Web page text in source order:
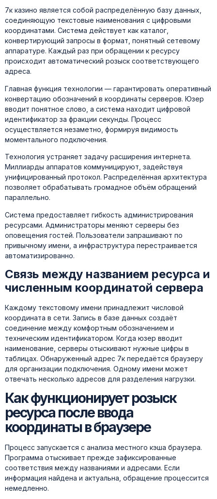
7к казино является собой распределённую базу данных,
соединяющую текстовые наименования с цифровыми
координатами. Система действует как каталог,
конвертирующий запросы в формат, понятный сетевому
аппаратуре. Каждый раз при обращении к ресурсу
происходит автоматический розыск соответствующего
адреса.
Главная функция технологии — гарантировать оперативный
конвертацию обозначений в координаты серверов. Юзер
вводит понятное слово, а система находит цифровой
идентификатор за фракции секунды. Процесс
осуществляется незаметно, формируя видимость
моментального подключения.
Технология устраняет задачу расширения интернета.
Миллиарды аппаратов коммуницируют, задействуя
унифицированный протокол. Распределённая архитектура
позволяет обрабатывать громадное объём обращений
параллельно.
Система предоставляет гибкость администрирования
ресурсами. Администраторы меняют серверы без
оповещения гостей. Пользователи запрашивают по
привычному имени, а инфраструктура перестраивается
автоматизированно.
Связь между названием ресурса и
численным координатой сервера
Каждому текстовому имени принадлежит числовой
координата в сети. Запись в базе данных создаёт
соединение между комфортным обозначением и
техническим идентификатором. Когда юзер вводит
наименование, серверы отыскивают нужные цифры в
таблицах. Обнаруженный адрес 7к передаётся браузеру
для организации подключения. Одному имени может
отвечать несколько адресов для разделения нагрузки.
Как функционирует розыск
ресурса после ввода
координаты в браузере
Процесс запускается с анализа местного кэша браузера.
Программа отыскивает прежде зафиксированные
соответствия между названиями и адресами. Если
информация найдена и актуальна, обращение процессится
немедленно.